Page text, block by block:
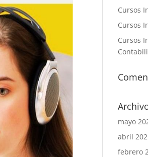
Cursos
Cursos
Cursos
mayo
abril
febrero